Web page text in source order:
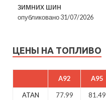
зимних шин
опубликовано 31/07/2026
ЦЕНЫ НА ТОПЛИВО
A92 A95
ATAN 77.99 81.49